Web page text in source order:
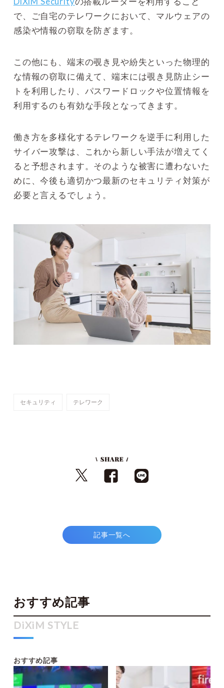
で、ご自宅のテレワークにおいて、マルウェアの
感染や情報の窃取を防ぎます。
この他にも、端末の覗き見や紛失といった物理的
な情報の窃取に備えて、端末には覗き見防止シー
トを利用したり、パスワードロックや位置情報を
利用するのも有効な手段となってきます。
働き方を多様化するテレワークを逆手に利用した
サイバー攻撃は、これから新しい手法が増えてく
ると予想されます。そのような被害に遭わないた
めに、今後も適切かつ最新のセキュリティ対策が
必要と言えるでしょう。
セキュリティ テレワーク
記事一覧へ
おすすめ記事
おすすめ記事